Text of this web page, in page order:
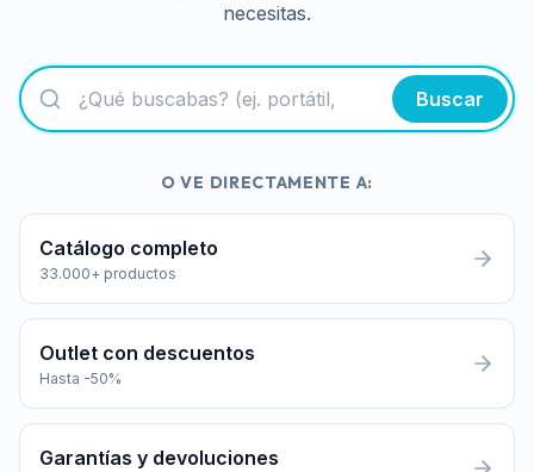
necesitas.
Buscar
O VE DIRECTAMENTE A:
Catálogo completo
33.000+ productos
Outlet con descuentos
Hasta -50%
Garantías y devoluciones